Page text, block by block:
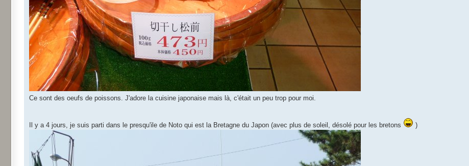
Ce sont des oeufs de poissons. J'adore la cuisine japonaise mais là, c'était un peu trop pour moi.
Il y a 4 jours, je suis parti dans le presqu'ile de Noto qui est la Bretagne du Japon (avec plus de soleil, désolé pour les bretons )